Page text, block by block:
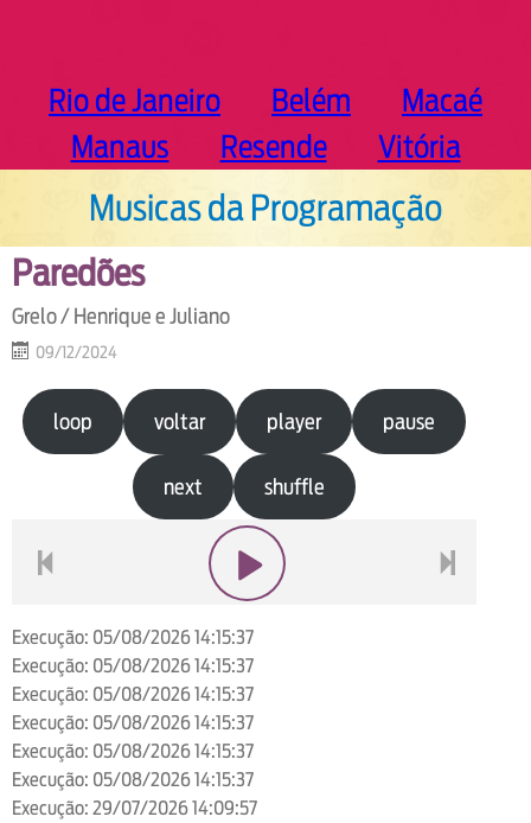
Rio de Janeiro Belém
Macaé
Manaus
Resende Vitória
Musicas da Programação
Paredões
Grelo / Henrique e Juliano
09/12/2024
loop voltar player pause
next shuffle
Execução: 05/08/2026 14:15:37
Execução: 05/08/2026 14:15:37
Execução: 05/08/2026 14:15:37
Execução: 05/08/2026 14:15:37
Execução: 05/08/2026 14:15:37
Execução: 05/08/2026 14:15:37
Execução: 29/07/2026 14:09:57